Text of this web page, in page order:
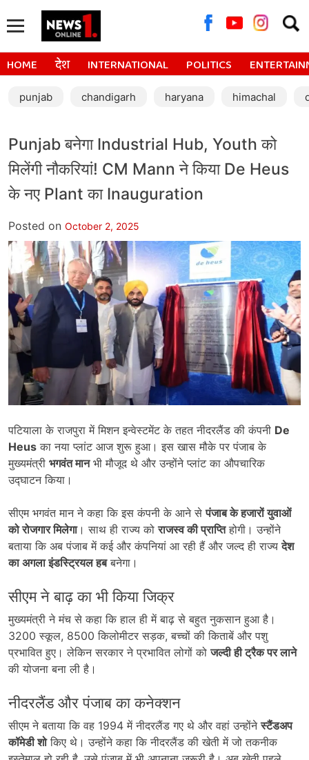
for:
HOME देश INTERNATIONAL POLITICS
punjab chandigarh haryana himachal
Punjab बनेगा Industrial Hub, Youth को
मिलेंगी नौकरियां! CM Mann ने किया De Heus
के नए Plant का Inauguration
Posted on October 2, 2025
पटियाला के राजपुरा में मिशन इन्वेस्टमेंट के तहत नीदरलैंड की कंपनी De
Heus का नया प्लांट आज शुरू हुआ। इस खास मौके पर पंजाब के
मुख्यमंत्री भगवंत मानभी मौजूद थे और उन्होंने प्लांट का औपचारिक
उद्घाटन किया।
सीएम भगवंत मान ने कहा कि इस कंपनी के आने सेपंजाब के हजारों युवाओं
को रोजगार मिलेगा। साथ ही राज्य कोराजस्व की प्राप्तिहोगी। उन्होंने
बताया कि अब पंजाब में कई और कंपनियां आ रही हैं और जल्द ही राज्यदेश
का अगला इंडस्ट्रियल हबबनेगा।
सीएम ने बाढ़ का भी किया जिक्र
मुख्यमंत्री ने मंच से कहा कि हाल ही में बाढ़ से बहुत नुकसान हुआ है।
3200 स्कूल, 8500 किलोमीटर सड़क, बच्चों की किताबें और पशु
प्रभावित हुए। लेकिन सरकार ने प्रभावित लोगों कोजल्दी ही ट्रैक पर लाने
की योजना बना ली है।
नीदरलैंड और पंजाब का कनेक्शन
सीएम ने बताया कि वह 1994 में नीदरलैंड गए थे और वहां उन्होंनेस्टैंडअप
कॉमेडी शोकिए थे। उन्होंने कहा कि नीदरलैंड की खेती में जो तकनीक